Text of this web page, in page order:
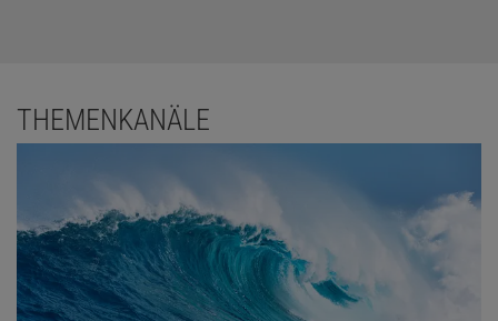
THEMENKANÄLE